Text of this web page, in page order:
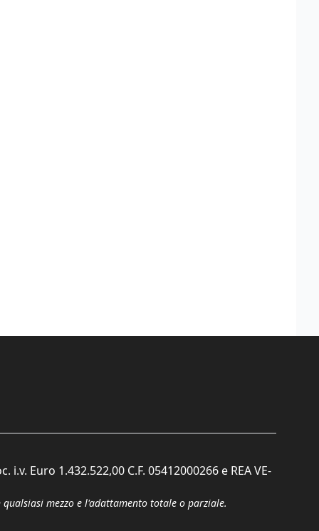
Euro 1.432.522,00 C.F. 05412000266 e REA VE-
mezzo e l'adattamento totale o parziale.